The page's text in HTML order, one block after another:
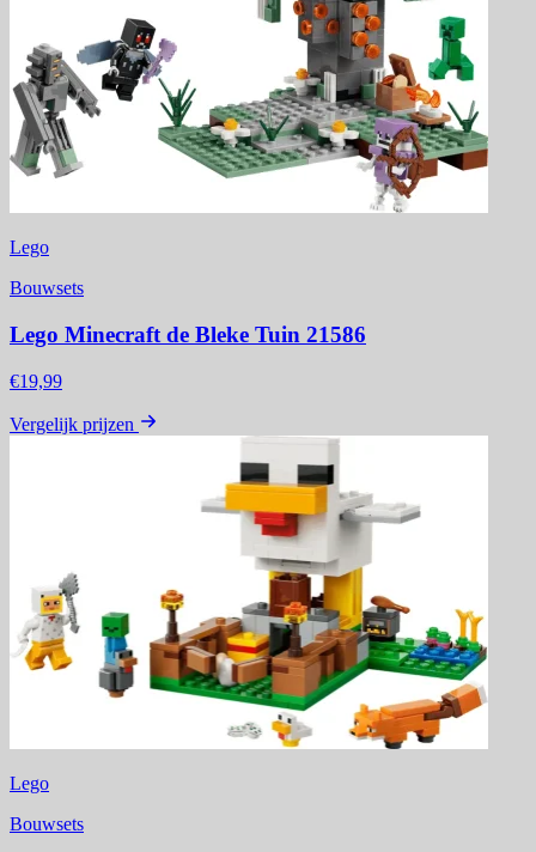
Lego
Bouwsets
Lego Minecraft de Bleke Tuin 21586
€19,99
Vergelijk prijzen
Lego
Bouwsets